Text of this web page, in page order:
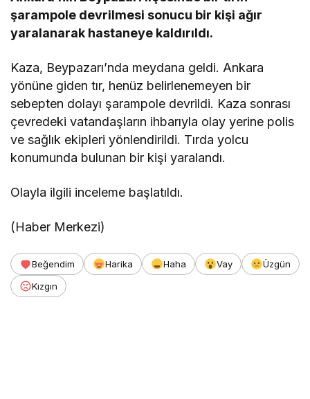
şarampole devrilmesi sonucu bir kişi ağır
yaralanarak hastaneye kaldırıldı.
Kaza, Beypazarı’nda meydana geldi. Ankara
yönüne giden tır, henüz belirlenemeyen bir
sebepten dolayı şarampole devrildi. Kaza sonrası
çevredeki vatandaşların ihbarıyla olay yerine polis
ve sağlık ekipleri yönlendirildi. Tırda yolcu
konumunda bulunan bir kişi yaralandı.
Olayla ilgili inceleme başlatıldı.
(Haber Merkezi)
Beğendim Harika Haha Vay
Üzgün
Kızgın